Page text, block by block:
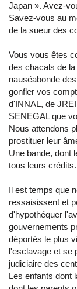
Japan ». Avez-
Savez-vous au
de la sueur des
Vous vous êtes
des chacals de
nauséabonde
gonfler vos
d'INNAL, de
SENEGAL que
Nous attendons
prostituer leur
Une bande, dont
tous leurs crédits.
Il est temps que
ressaisissent et
d'hypothéquer
gouvernements
déportés le plus
l'esclavage et se
judiciaire des
Les enfants dont